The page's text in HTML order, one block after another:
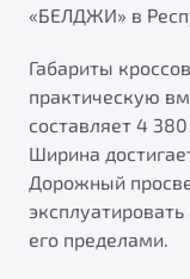
Автомобили
Тест-драйв
Автокредит
"Помощь на
Преимущества
Запись на
«БЕЛДЖИ» в
Габариты
практическую
составляет 4
Ширина
Дорожный
его пределами.